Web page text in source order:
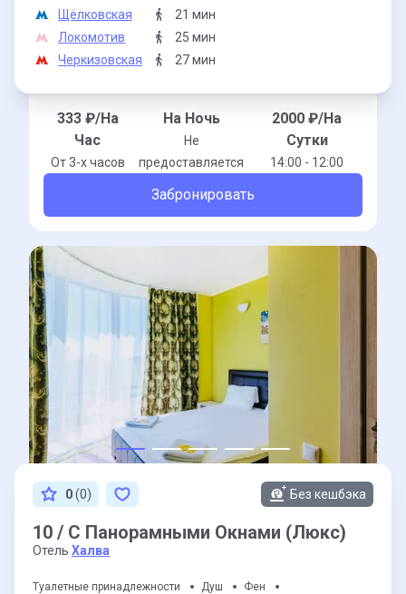
Щёлковская
21 мин
Локомотив
25 мин
Черкизовская
27 мин
333₽/На
Час
От 3-x часов
На Ночь
Не
предоставляется
2000 ₽/На
Сутки
14:00 - 12:00
Забронировать
0(0) Без кешбэка
10 / С Панорамными Окнами (Люкс)
Отель Халва
Туалетные принадлежности Душ
Фен